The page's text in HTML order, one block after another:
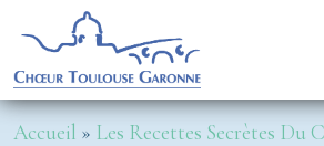
Aller au contenu principal
Accueil Les Recettes Secrètes Du